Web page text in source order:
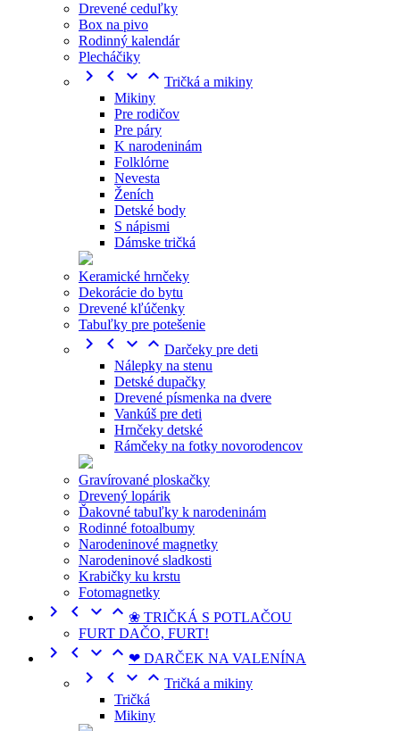
Drevené ceduľky
Box na pivo
Rodinný kalendár
Plecháčiky
    Tričká a mikiny
Mikiny
Pre rodičov
Pre páry
K narodeninám
Folklórne
Nevesta
Ženích
Detské body
S nápismi
Dámske tričká
Keramické hrnčeky
Dekorácie do bytu
Drevené kľúčenky
Tabuľky pre potešenie
    Darčeky pre deti
Nálepky na stenu
Detské dupačky
Drevené písmenka na dvere
Vankúš pre deti
Hrnčeky detské
Rámčeky na fotky novorodencov
Gravírované ploskačky
Drevený lopárik
Ďakovné tabuľky k narodeninám
Rodinné fotoalbumy
Narodeninové magnetky
Narodeninové sladkosti
Krabičky ku krstu
Fotomagnetky
    ❀ TRIČKÁ S POTLAČOU
FURT DAČO, FURT!
    ❤ DARČEK NA VALENÍNA
    Tričká a mikiny
Tričká
Mikiny